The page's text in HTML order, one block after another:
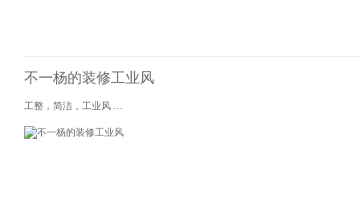
不一杨的装修工业风
工整，简洁，工业风 ...